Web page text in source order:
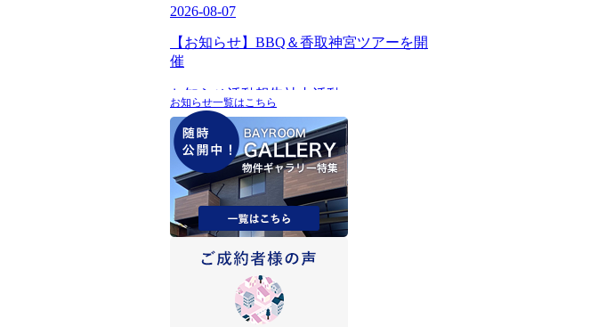
お知らせ一覧はこちら